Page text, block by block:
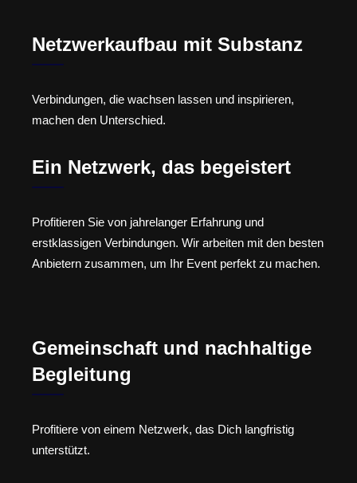
Netzwerkaufbau mit Substanz
Verbindungen, die wachsen lassen und inspirieren,
machen den Unterschied.
Ein Netzwerk, das begeistert
Profitieren Sie von jahrelanger Erfahrung und
erstklassigen Verbindungen. Wir arbeiten mit den besten
Anbietern zusammen, um Ihr Event perfekt zu machen.
Gemeinschaft und nachhaltige
Begleitung
Profitiere von einem Netzwerk, das Dich langfristig
unterstützt.